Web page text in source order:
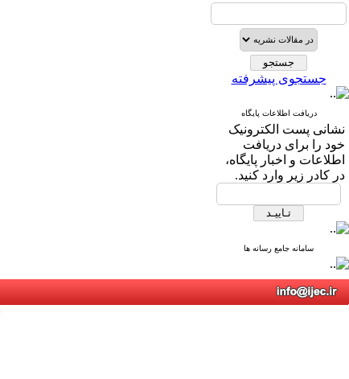
جستجوی پیشرفته
دریافت اطلاعات پایگاه
نشانی پست الکترونیک
خود را برای دریافت
اطلاعات و اخبار پایگاه،
در کادر زیر وارد کنید.
سامانه جامع رسانه ها